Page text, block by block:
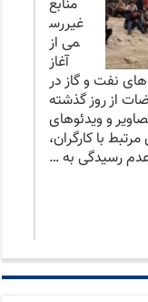
منابع
غیررس
می از
آغاز
نفت و گاز در
از روز گذشته
و ویدئوهای
با کارگران،
رسیدگی به …